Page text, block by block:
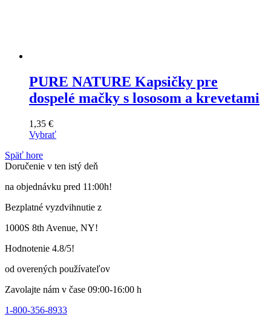
PURE NATURE Kapsičky pre
dospelé mačky s lososom a krevetami
1,35 €
Vybrať
výrobok
má
variantov.
si
vybrať
stránke
produktu
Späť hore
Doručenie v ten istý deň
na objednávku pred 11:00h!
Bezplatné vyzdvihnutie z
1000S 8th Avenue, NY!
Hodnotenie 4.8/5!
od overených používateľov
Zavolajte nám v čase 09:00-16:00 h
1-800-356-8933